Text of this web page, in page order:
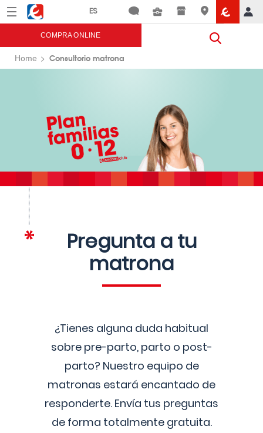
Menú Eroski
COMPRA ONLINE
Home Consultorio matrona
Pregunta a tu
matrona
¿Tienes alguna duda habitual
sobre pre-parto, parto o post-
parto? Nuestro equipo de
matronas estará encantado de
responderte. Envía tus preguntas
de forma totalmente gratuita.